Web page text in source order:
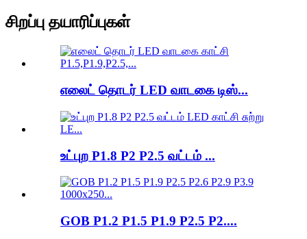
சிறப்பு தயாரிப்புகள்
எலைட் தொடர் LED வாடகை டிஸ்...
உட்புற P1.8 P2 P2.5 வட்டம் ...
GOB P1.2 P1.5 P1.9 P2.5 P2....